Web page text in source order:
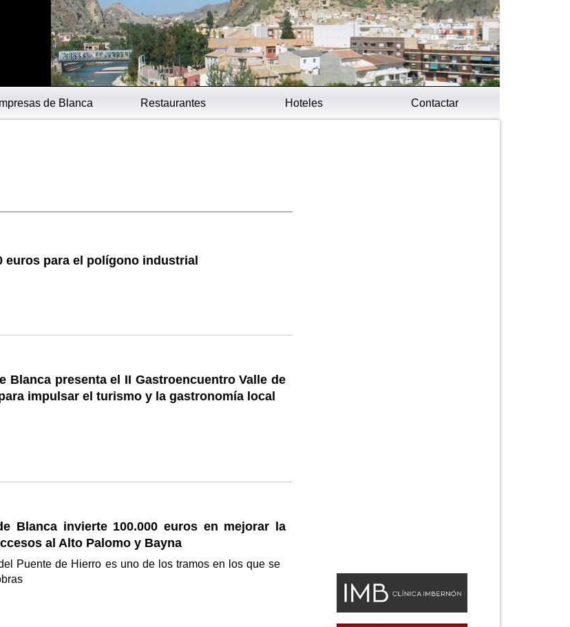
de Blanca Restaurantes Hoteles Contactar
euros para el polígono industrial
Blanca presenta el II Gastroencuentro Valle de
impulsar el turismo y la gastronomía local
Blanca invierte 100.000 euros en mejorar la
al Alto Palomo y Bayna
Puente de Hierro es uno de los tramos en los que se